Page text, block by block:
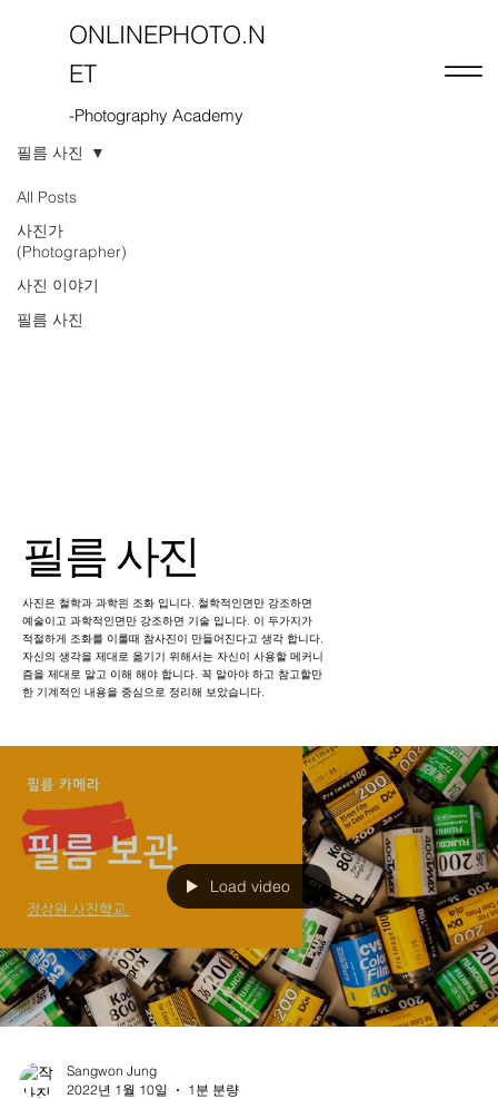
ONLINEPHOTO.N
ET
-Photography Academy
All Posts
사진가
(Photographer)
사진 이야기
필름 사진
필름 사진
필름 사진
사진은 철학과 과학읜 조화 입니다. 철학적인면만 강조하면
예술이고 과학적인면만 강조하면 기술 입니다. 이 두가지가
적절하게 조화를 이룰때 참사진이 만들어진다고 생각 합니다.
자신의 생각을 제대로 옮기기 위해서는 자신이 사용할 메커니
즘을 제대로 알고 이해 해야 합니다. 꼭 알아야 하고 참고할만
한 기계적인 내용을 중심으로 정리해 보았습니다.
Load video
Sangwon Jung
2022년 1월 10일
1분 분량